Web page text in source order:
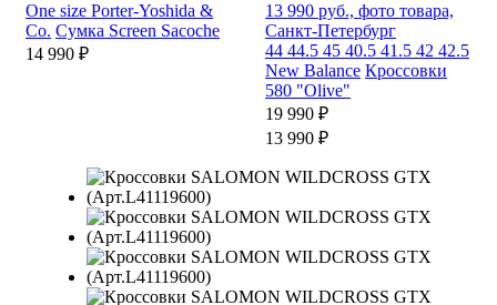
One size Porter-Yoshida &
Co. Сумка Screen Sacoche
14 990 ₽
44 44.5 45 40.5 41.5 42 42.5
New Balance Кроссовки
580 "Olive"
19 990 ₽
13 990 ₽